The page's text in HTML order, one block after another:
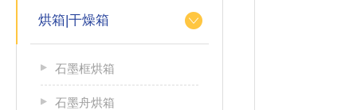
烘箱|干燥箱
石墨框烘箱
石墨舟烘箱